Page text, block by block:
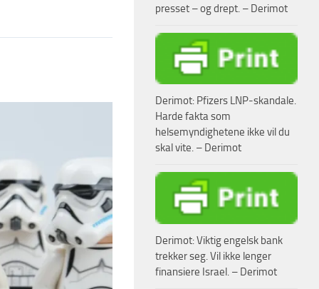
presset – og drept. – Derimot
Derimot: Pfizers LNP-skandale.
Harde fakta som
helsemyndighetene ikke vil du
skal vite. – Derimot
Derimot: Viktig engelsk bank
trekker seg. Vil ikke lenger
finansiere Israel. – Derimot